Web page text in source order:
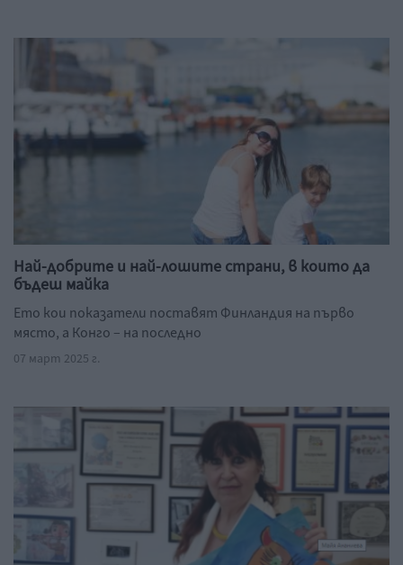
Най-добрите и най-лошите страни, в които да
бъдеш майка
Ето кои показатели поставят Финландия на първо
място, а Конго – на последно
07 март 2025 г.